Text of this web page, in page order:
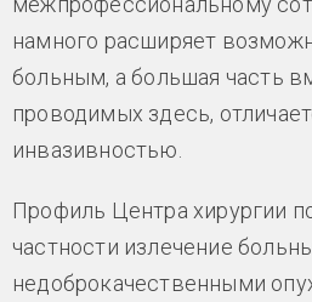
намного расширяет
больным, а большая часть
проводимых здесь,
инвазивностью.
Профиль Центра хирургии
частности излечение
недоброкачественными